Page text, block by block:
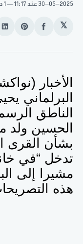
30-05-2025 عند 11:17 1 دقيقة قراءة
𝕏
انشر
الفيسبوك
Share
الأخبار
البرلماني
الناطق
الحسين ولد
بشأن القرى
تدخل “في
مشيرا إلى
هذه